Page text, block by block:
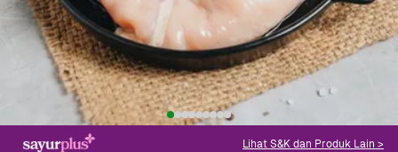
Lihat S&K dan Produk Lain >